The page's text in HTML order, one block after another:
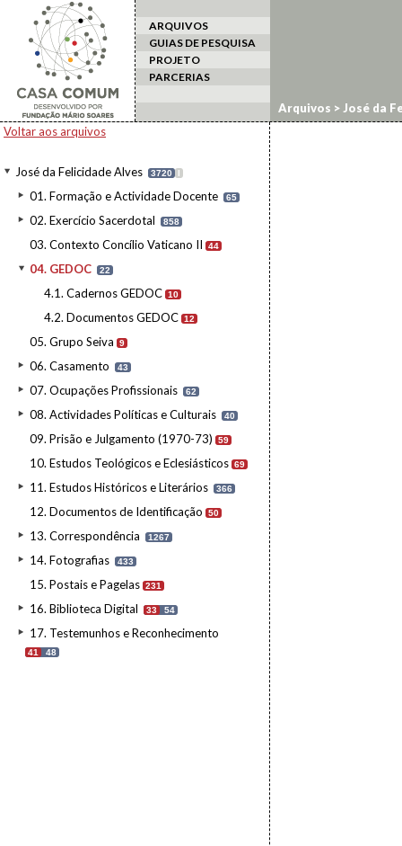
ARQUIVOS
GUIAS DE PESQUISA
PROJETO
PARCERIAS
Voltar aos arquivos
José da Felicidade Alves 3720 I
01. Formação e Actividade Docente 65
02. Exercício Sacerdotal 858
03. Contexto Concílio Vaticano II 44
04. GEDOC 22
4.1. Cadernos GEDOC 10
4.2. Documentos GEDOC 12
05. Grupo Seiva 9
06. Casamento 43
07. Ocupações Profissionais 62
08. Actividades Políticas e Culturais 40
09. Prisão e Julgamento (1970-73) 59
10. Estudos Teológicos e Eclesiásticos 69
11. Estudos Históricos e Literários 366
12. Documentos de Identificação 50
13. Correspondência 1267
14. Fotografias 433
15. Postais e Pagelas 231
16. Biblioteca Digital 33 54
17. Testemunhos e Reconhecimento
41 48
Arquivos > José da